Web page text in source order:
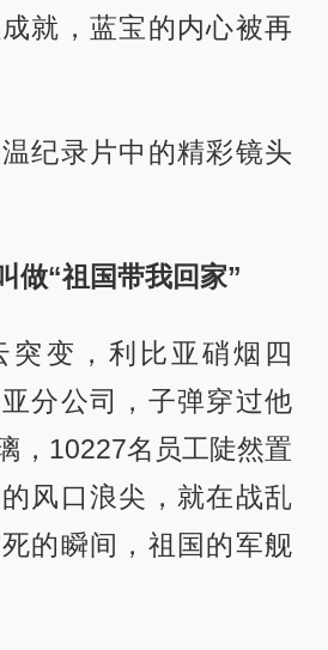
就，蓝宝的内心被再
纪录片中的精彩镜头
做“祖国带我回家”
突变，利比亚硝烟四
分公司，子弹穿过他
，10227名员工陡然置
风口浪尖，就在战乱
的瞬间，祖国的军舰